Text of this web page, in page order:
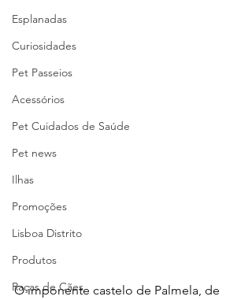
Esplanadas
Curiosidades
Pet Passeios
Acessórios
Pet Cuidados de Saúde
Pet news
Ilhas
Promoções
Lisboa Distrito
Produtos
Raças de Cães
O imponente castelo de Palmela, de